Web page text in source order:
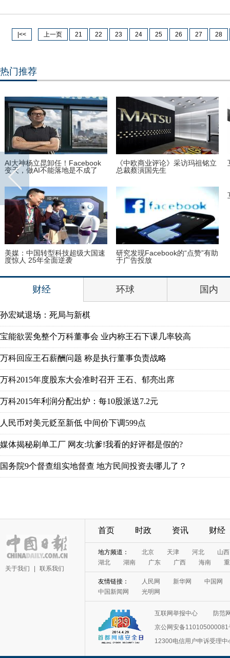
|<< 上一页 21 22 23 24 25 26 27 28
关于我们 联系我们
首页 时政 资讯 财经
互联网举报中心
防范
京公网安备110105000081
12300电信用户申诉受理中